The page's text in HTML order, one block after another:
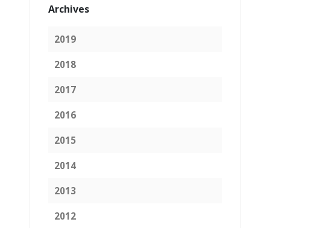
Archives
2019
2018
2017
2016
2015
2014
2013
2012